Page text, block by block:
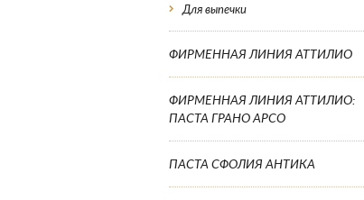
Для выпечки
ФИРМЕННАЯ ЛИНИЯ АТТИЛИО
ФИРМЕННАЯ ЛИНИЯ АТТИЛИО:
ПАСТА ГРАНО АРСО
ПАСТА СФОЛИЯ АНТИКА